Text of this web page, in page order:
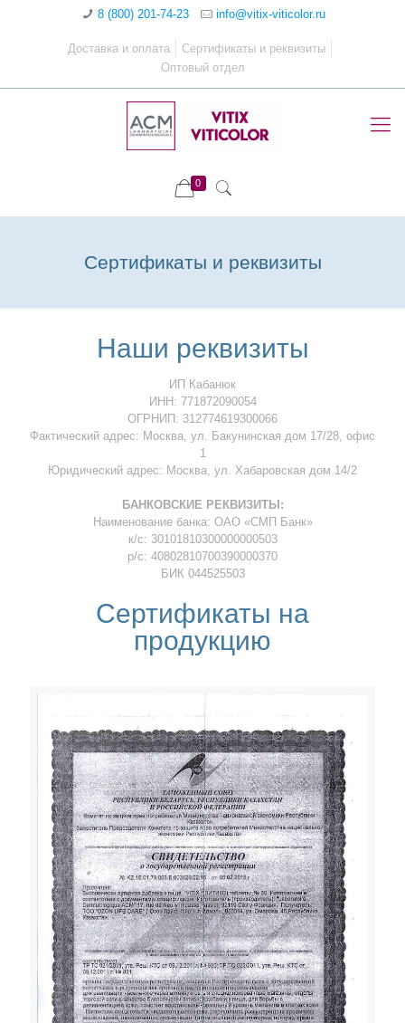
8 (800) 201-74-23 info@vitix-viticolor.ru
Доставка и оплата
Сертификаты и реквизиты
Оптовый отдел
0
Сертификаты и реквизиты
Наши реквизиты
ИП Кабанюк
ИНН: 771872090054
ОГРНИП: 312774619300066
Фактический адрес: Москва, ул. Бакунинская дом 17/28, офис
1
Юридический адрес: Москва, ул. Хабаровская дом 14/2
БАНКОВСКИЕ РЕКВИЗИТЫ:
Наименование банка: ОАО «СМП Банк»
к/с: 30101810300000000503
р/с: 40802810700390000370
БИК 044525503
Сертификаты на
продукцию